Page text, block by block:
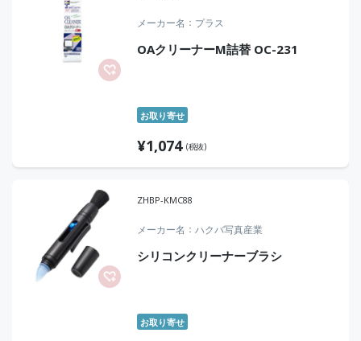
メーカー名 プラス
OAクリーナーM詰替 OC-231
お取り寄せ
¥1,074 (税抜)
ZHBP-KMC88
メーカー名 ハクバ写真産業
シリコンクリーナーブラシ
お取り寄せ